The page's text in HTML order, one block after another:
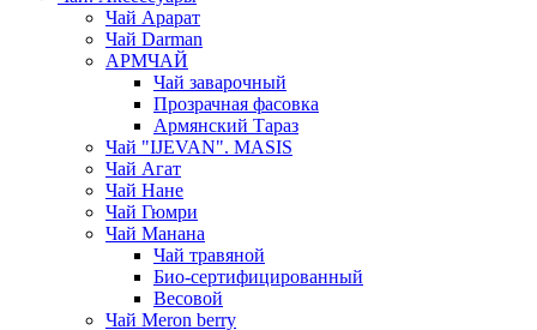
Чай Арарат
Чай Darman
АРМЧАЙ
Чай заварочный
Прозрачная фасовка
Армянский Тараз
Чай "IJEVAN". MASIS
Чай Агат
Чай Нане
Чай Гюмри
Чай Манана
Чай травяной
Био-сертифицированный
Весовой
Чай Meron berry